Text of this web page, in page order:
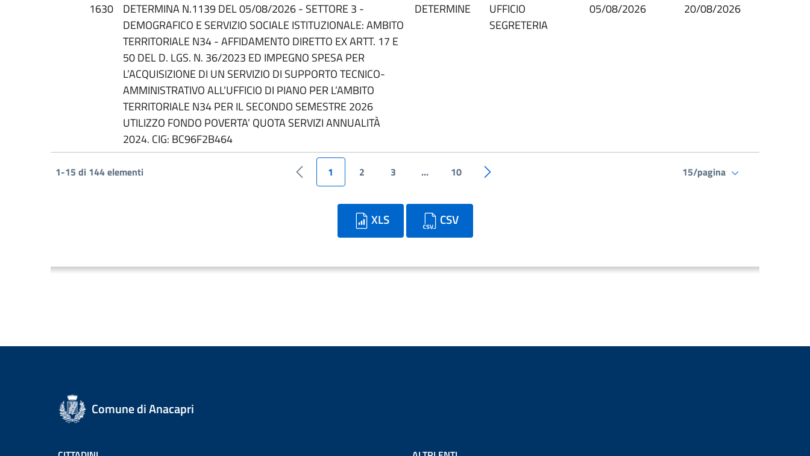
1630
DETERMINA N.1139 DEL 05/08/2026 - SETTORE 3 -
DEMOGRAFICO E SERVIZIO SOCIALE ISTITUZIONALE: AMBITO
TERRITORIALE N34 - AFFIDAMENTO DIRETTO EX ARTT. 17 E
50 DEL D. LGS. N. 36/2023 ED IMPEGNO SPESA PER
L’ACQUISIZIONE DI UN SERVIZIO DI SUPPORTO TECNICO-
AMMINISTRATIVO ALL’UFFICIO DI PIANO PER L’AMBITO
TERRITORIALE N34 PER IL SECONDO SEMESTRE 2026
UTILIZZO FONDO POVERTA’ QUOTA SERVIZI ANNUALITÀ
2024. CIG: BC96F2B464
DETERMINE
UFFICIO
SEGRETERIA
05/08/2026 20/08/2026
1-15 di 144 elementi
Pagina precedente
1 2 3 ... 10
Pagina successiva
15/pagina
XLS CSV
Comune di Anacapri